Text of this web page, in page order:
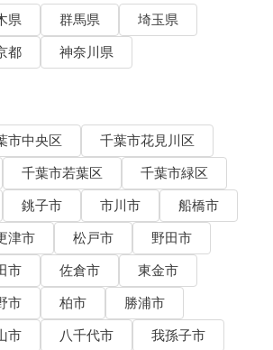
県 群馬県
埼玉県
都 神奈川県
市中央区
千葉市花見川区
千葉市若葉区
千葉市緑区
銚子市 市川市
船橋市
津市 松戸市
野田市
市 佐倉市
東金市
市 柏市
勝浦市
市 八千代市
我孫子市